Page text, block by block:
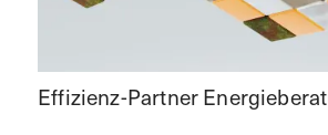
Effizienz-Partner